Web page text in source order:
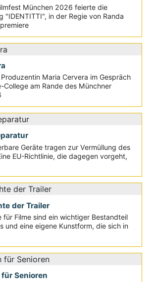
München 2026 feierte die
"IDENTITTI", in der Regie von Randa
Maria Cervera im Gespräch
College am Rande des Münchner
Geräte tragen zur Vermüllung des
EU-Richtlinie, die dagegen vorgeht,
der Trailer
für Filme sind ein wichtiger Bestandteil
und eine eigene Kunstform, die sich in
Senioren